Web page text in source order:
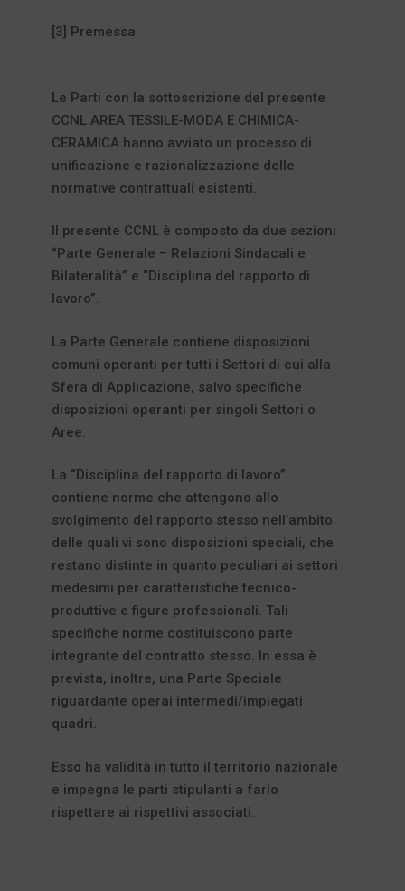
[3] Premessa
Le Parti con la sottoscrizione del presente
CCNL AREA TESSILE-MODA E CHIMICA-
CERAMICA hanno avviato un processo di
unificazione e razionalizzazione delle
normative contrattuali esistenti.
Il presente CCNL è composto da due sezioni
“Parte Generale – Relazioni Sindacali e
Bilateralità” e “Disciplina del rapporto di
lavoro”.
La Parte Generale contiene disposizioni
comuni operanti per tutti i Settori di cui alla
Sfera di Applicazione, salvo specifiche
disposizioni operanti per singoli Settori o
Aree.
La “Disciplina del rapporto di lavoro”
contiene norme che attengono allo
svolgimento del rapporto stesso nell’ambito
delle quali vi sono disposizioni speciali, che
restano distinte in quanto peculiari ai settori
medesimi per caratteristiche tecnico-
produttive e figure professionali. Tali
specifiche norme costituiscono parte
integrante del contratto stesso. In essa è
prevista, inoltre, una Parte Speciale
riguardante operai intermedi/impiegati
quadri.
Esso ha validità in tutto il territorio nazionale
e impegna le parti stipulanti a farlo
rispettare ai rispettivi associati.